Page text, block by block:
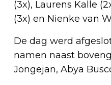
(3x), Laurens Kalle
(3x) en Nienke van
De dag werd
namen naast
Jongejan, Abya